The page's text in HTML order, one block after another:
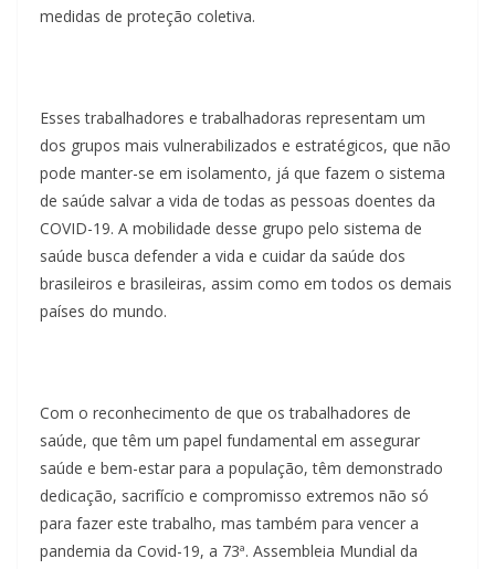
medidas de proteção coletiva.
Esses trabalhadores e trabalhadoras representam um
dos grupos mais vulnerabilizados e estratégicos, que não
pode manter-se em isolamento, já que fazem o sistema
de saúde salvar a vida de todas as pessoas doentes da
COVID-19. A mobilidade desse grupo pelo sistema de
saúde busca defender a vida e cuidar da saúde dos
brasileiros e brasileiras, assim como em todos os demais
países do mundo.
Com o reconhecimento de que os trabalhadores de
saúde, que têm um papel fundamental em assegurar
saúde e bem-estar para a população, têm demonstrado
dedicação, sacrifício e compromisso extremos não só
para fazer este trabalho, mas também para vencer a
pandemia da Covid-19, a 73ª. Assembleia Mundial da